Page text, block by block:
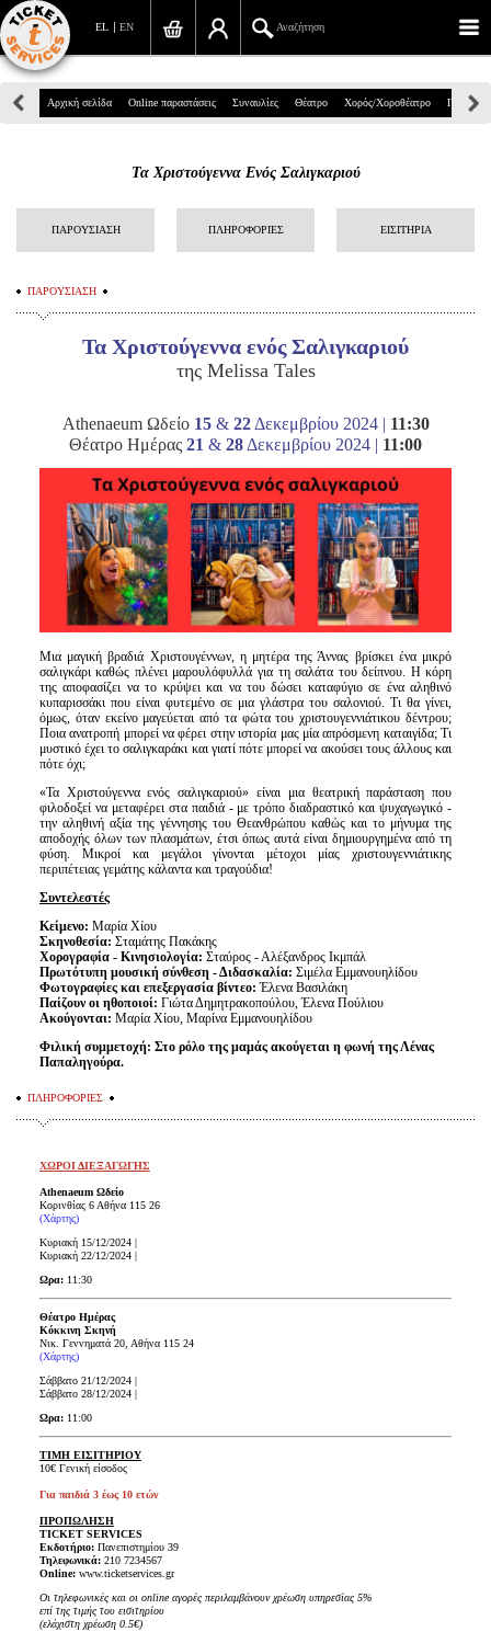
EN
EL Αναζήτηση
Πανεπιστημίου 39, Αθήνα
info@ticketservices.gr
Αναζήτηση
Παραγγελία
Αναζήτηση παραγγελίας
Πληροφορίες
Είσοδος διαχειριστή
Αρχική σελίδα Online παραστάσεις Συναυλίες Θέατρο Χορός/Χοροθέατρο Παιδικά
Τα Χριστούγεννα Ενός Σαλιγκαριού
ΠΑΡΟΥΣΙΑΣΗ ΠΛΗΡΟΦΟΡΙΕΣ ΕΙΣΙΤΗΡΙΑ
ΠΑΡΟΥΣΙΑΣΗ
Τα Χριστούγεννα ενός Σαλιγκαριού
της Melissa Tales
Athenaeum Ωδείο 15 & 22Δεκεμβρίου 2024 | 11:30
Θέατρο Ημέρας 21 & 28 Δεκεμβρίου 2024 | 11:00
Μια μαγική βραδιά Χριστουγέννων, η μητέρα της Άννας βρίσκει ένα μικρό
σαλιγκάρι καθώς πλένει μαρουλόφυλλά για τη σαλάτα του δείπνου. Η κόρη
της αποφασίζει να το κρύψει και να του δώσει καταφύγιο σε ένα αληθινό
κυπαρισσάκι που είναι φυτεμένο σε μια γλάστρα του σαλονιού. Τι θα γίνει,
όμως, όταν εκείνο μαγεύεται από τα φώτα του χριστουγεννιάτικου δέντρου;
Ποια ανατροπή μπορεί να φέρει στην ιστορία μας μία απρόσμενη καταιγίδα; Τι
μυστικό έχει το σαλιγκαράκι και γιατί πότε μπορεί να ακούσει τους άλλους και
πότε όχι;
«Τα Χριστούγεννα ενός σαλιγκαριού» είναι μια θεατρική παράσταση που
φιλοδοξεί να μεταφέρει στα παιδιά - με τρόπο διαδραστικό και ψυχαγωγικό -
την αληθινή αξία της γέννησης του Θεανθρώπου καθώς και το μήνυμα της
αποδοχής όλων των πλασμάτων, έτσι όπως αυτά είναι δημιουργημένα από τη
φύση. Μικροί και μεγάλοι γίνονται μέτοχοι μίας χριστουγεννιάτικης
περιπέτειας γεμάτης κάλαντα και τραγούδια!
Συντελεστές
Κείμενο: Μαρία Χίου
Σκηνοθεσία: Σταμάτης Πακάκης
Χορογραφία - Κινησιολογία: Σταύρος - Αλέξανδρος Ικμπάλ
Πρωτότυπη μουσική σύνθεση - Διδασκαλία: Σιμέλα Εμμανουηλίδου
Φωτογραφίες και επεξεργασία βίντεο: Έλενα Βασιλάκη
Παίζουν οι ηθοποιοί: Γιώτα Δημητρακοπούλου, Έλενα Πούλιου
Ακούγονται: Μαρία Χίου, Μαρίνα Εμμανουηλίδου
Φιλική συμμετοχή: Στo ρόλο της μαμάς ακούγεται η φωνή της Λένας
Παπαληγούρα.
ΠΛΗΡΟΦΟΡΙΕΣ
ΧΩΡΟΙ ΔΙΕΞΑΓΩΓΗΣ
Athenaeum Ωδείο
Κορινθίας 6 Αθήνα 115 26
(Χάρτης)
Κυριακή 15/12/2024 |
Κυριακή 22/12/2024 |
Ωρα:11:30
Θέατρο Ημέρας
Κόκκινη Σκηνή
Νικ. Γεννηματά 20, Αθήνα 115 24
(Χάρτης)
Σάββατο 21/12/2024 |
Σάββατο 28/12/2024 |
Ωρα: 11:00
ΤΙΜΗ ΕΙΣΙΤΗΡΙΟΥ
10€ Γενική είσοδος
Για παιδιά 3 έως 10 ετών
ΠΡΟΠΩΛΗΣΗ
TICKET SERVICES
Εκδοτήριο:Πανεπιστημίου 39
Τηλεφωνικά:210 7234567
Online:www.ticketservices.gr
Οι τηλεφωνικές και οι online αγορές περιλαμβάνουν χρέωση υπηρεσίας 5%
επί της τιμής του εισιτηρίου
(ελάχιστη χρέωση 0.5€)